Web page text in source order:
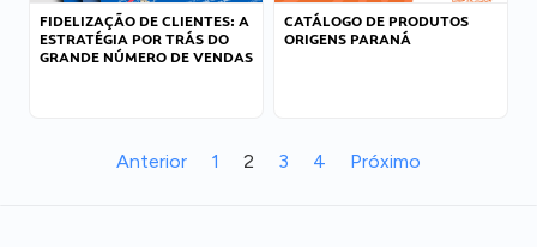
FIDELIZAÇÃO DE CLIENTES: A
ESTRATÉGIA POR TRÁS DO
GRANDE NÚMERO DE VENDAS
CATÁLOGO DE PRODUTOS
ORIGENS PARANÁ
Anterior 1 2 3 4 Próximo